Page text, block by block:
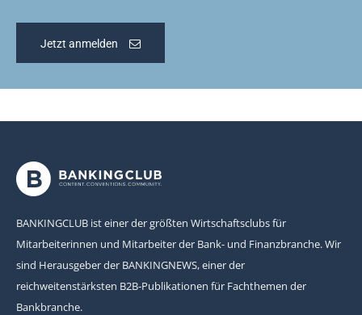
Jetzt anmelden
BANKINGCLUB ist einer der größten Wirtschaftsclubs für
Mitarbeiterinnen und Mitarbeiter der Bank- und Finanzbranche. Wir
sind Herausgeber der BANKINGNEWS, einer der
reichweitenstärksten B2B-Publikationen für Fachthemen der
Bankbranche.